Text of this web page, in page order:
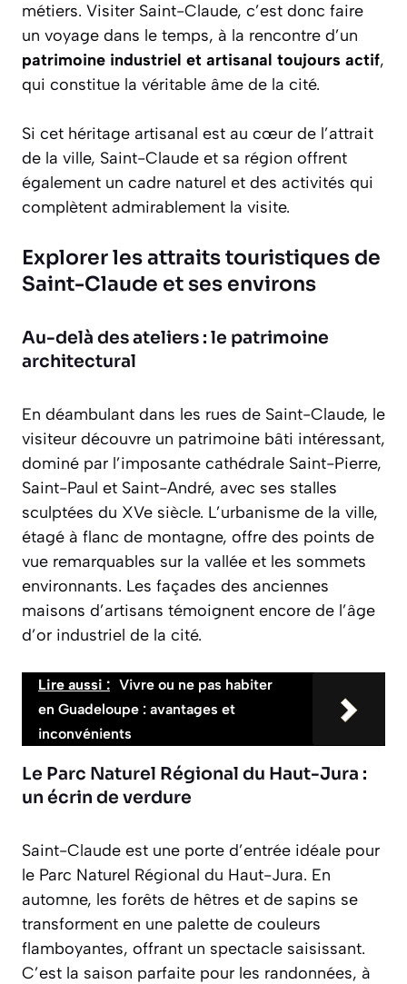
métiers. Visiter Saint-Claude, c’est donc faire
un voyage dans le temps, à la rencontre d’un
patrimoine industriel et artisanal toujours actif,
qui constitue la véritable âme de la cité.
Si cet héritage artisanal est au cœur de l’attrait
de la ville, Saint-Claude et sa région offrent
également un cadre naturel et des activités qui
complètent admirablement la visite.
Explorer les attraits touristiques de
Saint-Claude et ses environs
Au-delà des ateliers : le patrimoine
architectural
En déambulant dans les rues de Saint-Claude, le
visiteur découvre un patrimoine bâti intéressant,
dominé par l’imposante cathédrale Saint-Pierre,
Saint-Paul et Saint-André, avec ses stalles
sculptées du XVe siècle. L’urbanisme de la ville,
étagé à flanc de montagne, offre des points de
vue remarquables sur la vallée et les sommets
environnants. Les façades des anciennes
maisons d’artisans témoignent encore de l’âge
d’or industriel de la cité.
Lire aussi : Vivre ou ne pas habiter
en Guadeloupe : avantages et
inconvénients
Le Parc Naturel Régional du Haut-Jura :
un écrin de verdure
Saint-Claude est une porte d’entrée idéale pour
le Parc Naturel Régional du Haut-Jura. En
automne, les forêts de hêtres et de sapins se
transforment en une palette de couleurs
flamboyantes, offrant un spectacle saisissant.
C’est la saison parfaite pour les randonnées, à